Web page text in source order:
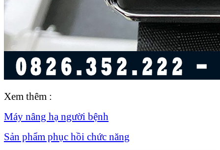
Xem thêm :
Máy nâng hạ người bệnh
Sản phẩm phục hồi chức năng